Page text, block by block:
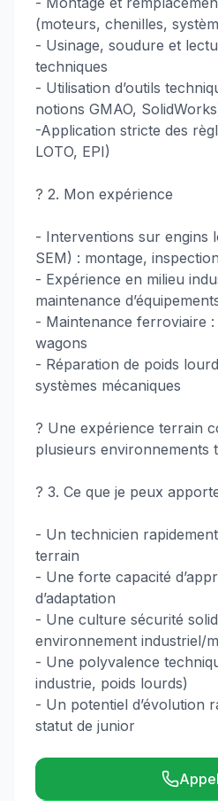
(moteurs, chenilles,
- Usinage, soudure et
techniques
- Utilisation d’outils
notions GMAO,
-Application stricte des
LOTO, EPI)
?️ 2. Mon expérience
- Interventions sur engins
SEM) : montage,
- Expérience en milieu
maintenance
- Maintenance ferroviaire
wagons
- Réparation de poids
systèmes mécaniques
? Une expérience terrain
plusieurs environnements
? 3. Ce que je peux
- Un technicien
terrain
- Une forte capacité
d’adaptation
- Une culture sécurité
environnement industriel/
- Une polyvalence
industrie, poids lourds)
- Un potentiel d’évolution
statut de junior